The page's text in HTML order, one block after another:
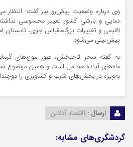
وی درباره وضعیت پیش‌رو نیز گفت: انتظار
دمایی و بارشی کشور تغییر محسوسی
اقلیمی و تغییرات بزرگ‌مقیاس جوی، تابستان
پیش‌بینی می‌شود.
به گفته سحر تاجبخش، عبور موج‌های
ماه‌های آینده محتمل است و همین موضوع
به‌ویژه در بخش‌های شرب و کشاورزی را
ارسال : اقتصاد آنلاین
گردشگری‌های مشابه: